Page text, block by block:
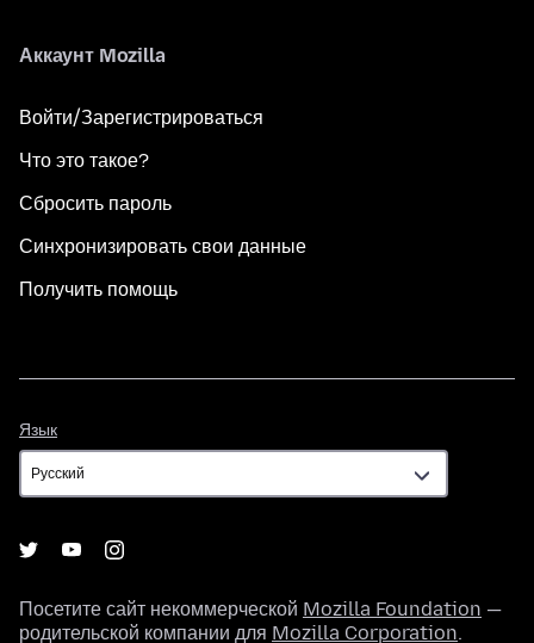
Аккаунт Mozilla
Войти/Зарегистрироваться
Что это такое?
Сбросить пароль
Синхронизировать свои данные
Получить помощь
Язык
Посетите сайт некоммерческой Mozilla Foundation —
родительской компании для Mozilla Corporation.